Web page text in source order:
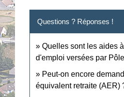
Questions ? Réponses !
Quelles sont les aides
d'emploi versées par
Peut-on encore
équivalent retraite (AER)